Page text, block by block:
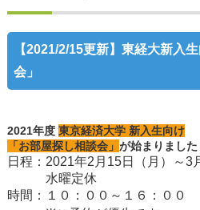
【2021/2/15更新】東経大新入
会」
2021年度 東京経済大学 新入生向け
「お部屋探し相談会」 が始まりました
日程：2021年2月15日（月）～3
水曜定休
時間：１０：００～１６：００